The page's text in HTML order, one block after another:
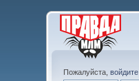
Пожалуйста,войдите